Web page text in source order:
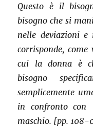
Questo è il
bisogno che si
nelle deviazioni e
corrisponde,
cui la donna è
bisogno
semplicemente
in confronto con
maschio. [pp. 108-